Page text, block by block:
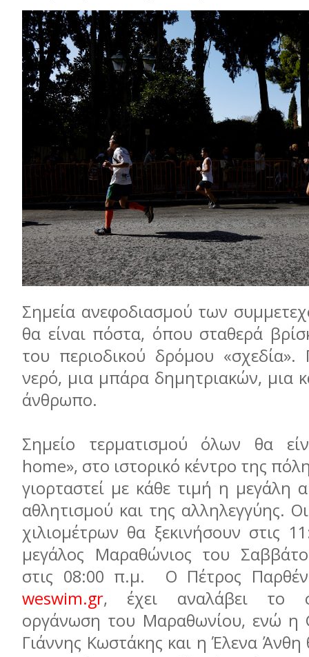
Σημεία ανεφοδιασμού των
θα είναι πόστα, όπου σταθερά
του περιοδικού δρόμου «σχεδία».
νερό, μια μπάρα δημητριακών, μια
άνθρωπο.
Σημείο τερματισμού όλων θα
home», στο ιστορικό κέντρο της
γιορταστεί με κάθε τιμή η μεγάλη
αθλητισμού και της αλληλεγγύης.
χιλιομέτρων θα ξεκινήσουν στις
μεγάλος Μαραθώνιος του
στις 08:00 π.μ. Ο Πέτρος
weswim.gr, έχει αναλάβει το
οργάνωση του Μαραθωνίου, ενώ η
Γιάννης Κωστάκης και η Έλενα Άνθη